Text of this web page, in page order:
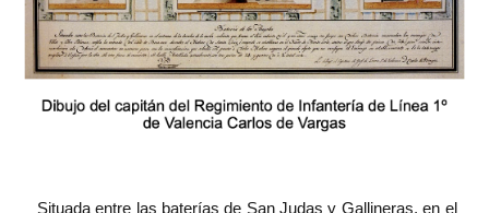
Situada entre las baterías de San Judas y Gallineras, en el